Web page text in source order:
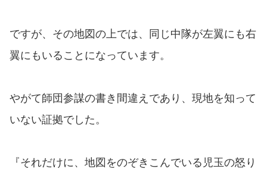
ですが、その地図の上では、同じ中隊が左翼にも右
翼にもいることになっています。
やがて師団参謀の書き間違えであり、現地を知って
いない証拠でした。
『それだけに、地図をのぞきこんでいる児玉の怒り